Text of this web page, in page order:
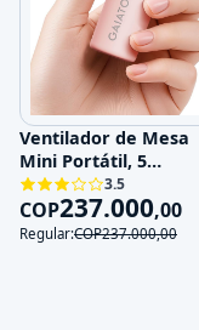
Ventilador de Mesa
Mini Portátil, 5
Velocidades, 5V,
Recargable
3.5
COP237.000,00
Regular:COP237.000,00